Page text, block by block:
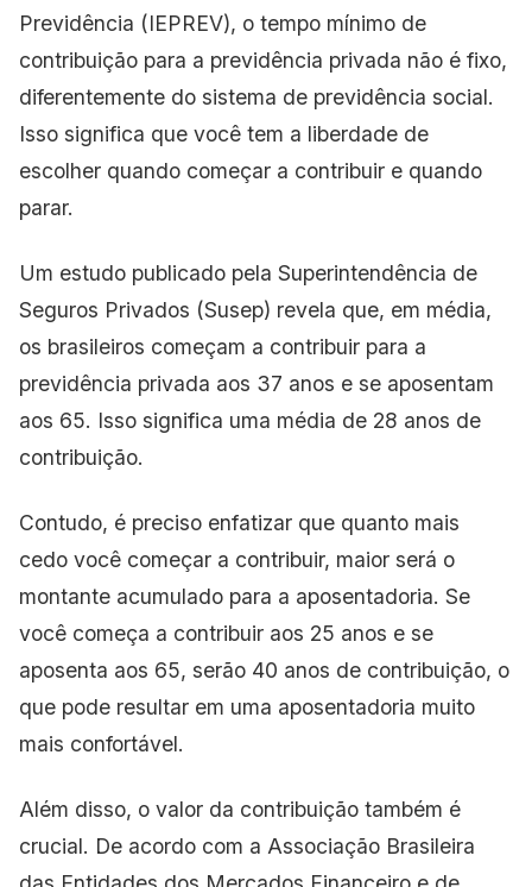
Previdência (IEPREV), o tempo mínimo de
contribuição para a previdência privada não é fixo,
diferentemente do sistema de previdência social.
Isso significa que você tem a liberdade de
escolher quando começar a contribuir e quando
parar.
Um estudo publicado pela Superintendência de
Seguros Privados (Susep) revela que, em média,
os brasileiros começam a contribuir para a
previdência privada aos 37 anos e se aposentam
aos 65. Isso significa uma média de 28 anos de
contribuição.
Contudo, é preciso enfatizar que quanto mais
cedo você começar a contribuir, maior será o
montante acumulado para a aposentadoria. Se
você começa a contribuir aos 25 anos e se
aposenta aos 65, serão 40 anos de contribuição, o
que pode resultar em uma aposentadoria muito
mais confortável.
Além disso, o valor da contribuição também é
crucial. De acordo com a Associação Brasileira